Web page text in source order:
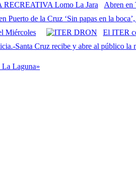
Abren en
Puerto de la Cruz ‘Sin papas en la
Miércoles
El ITER
Santa Cruz recibe y abre al público la
La Laguna»